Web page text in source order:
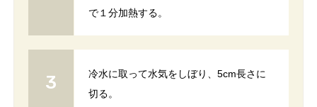
で１分加熱する。
冷水に取って水気をしぼり、5cm長さに
切る。